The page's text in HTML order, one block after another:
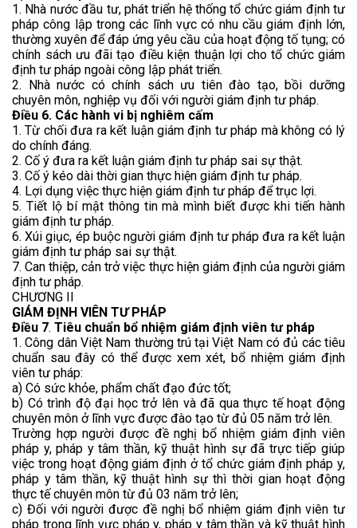
1. Nhà nước đầu tư, phát triển hệ thống tổ chức giám định tư
pháp công lập trong các lĩnh vực có nhu cầu giám định lớn,
thường xuyên để đáp ứng yêu cầu của hoạt động tố tụng; có
chính sách ưu đãi tạo điều kiện thuận lợi cho tổ chức giám
định tư pháp ngoài công lập phát triển.
2. Nhà nước có chính sách ưu tiên đào tạo, bồi dưỡng
chuyên môn, nghiệp vụ đối với người giám định tư pháp.
Điều 6. Các hành vi bị nghiêm cấm
1. Từ chối đưa ra kết luận giám định tư pháp mà không có lý
do chính đáng.
2. Cố ý đưa ra kết luận giám định tư pháp sai sự thật.
3. Cố ý kéo dài thời gian thực hiện giám định tư pháp.
4. Lợi dụng việc thực hiện giám định tư pháp để trục lợi.
5. Tiết lộ bí mật thông tin mà mình biết được khi tiến hành
giám định tư pháp.
6. Xúi giục, ép buộc người giám định tư pháp đưa ra kết luận
giám định tư pháp sai sự thật.
7. Can thiệp, cản trở việc thực hiện giám định của người giám
định tư pháp.
CHƯƠNG II
GIÁM ĐỊNH VIÊN TƯ PHÁP
Điều 7. Tiêu chuẩn bổ nhiệm giám định viên tư pháp
1. Công dân Việt Nam thường trú tại Việt Nam có đủ các tiêu
chuẩn sau đây có thể được xem xét, bổ nhiệm giám định
viên tư­ pháp:
a) Có sức khỏe, phẩm chất đạo đức tốt;
b) Có trình độ đại học trở lên và đã qua thực tế hoạt động
chuyên môn ở lĩnh vực được đào tạo từ đủ 05 năm trở lên.
Trường hợp người được đề nghị bổ nhiệm giám định viên
pháp y, pháp y tâm thần, kỹ thuật hình sự đã trực tiếp giúp
việc trong hoạt động giám định ở tổ chức giám định pháp y,
pháp y tâm thần, kỹ thuật hình sự thì thời gian hoạt động
thực tế chuyên môn từ đủ 03 năm trở lên;
c) Đối với người được đề nghị bổ nhiệm giám định viên tư
pháp trong lĩnh vực pháp y, pháp y tâm thần và kỹ thuật hình